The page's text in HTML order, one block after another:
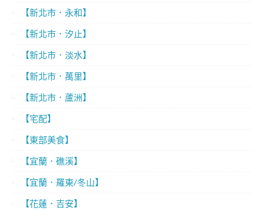
【新北市．永和】
【新北市．汐止】
【新北市．淡水】
【新北市．萬里】
【新北市．蘆洲】
【宅配】
【東部美食】
【宜蘭．礁溪】
【宜蘭．羅東/冬山】
【花蓮．吉安】